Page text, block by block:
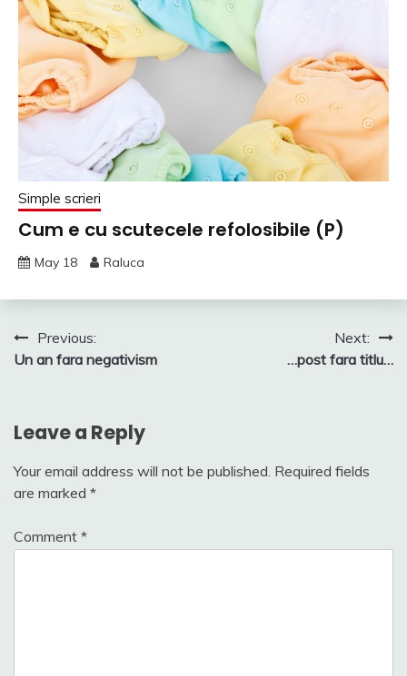
Simple scrieri
Cum e cu scutecele refolosibile (P)
May 18 Raluca
Post
navigation
Previous:
Un an fara negativism
Next:
…post fara titlu…
Leave a Reply
Your email address will not be published. Required fields
are marked *
Comment *